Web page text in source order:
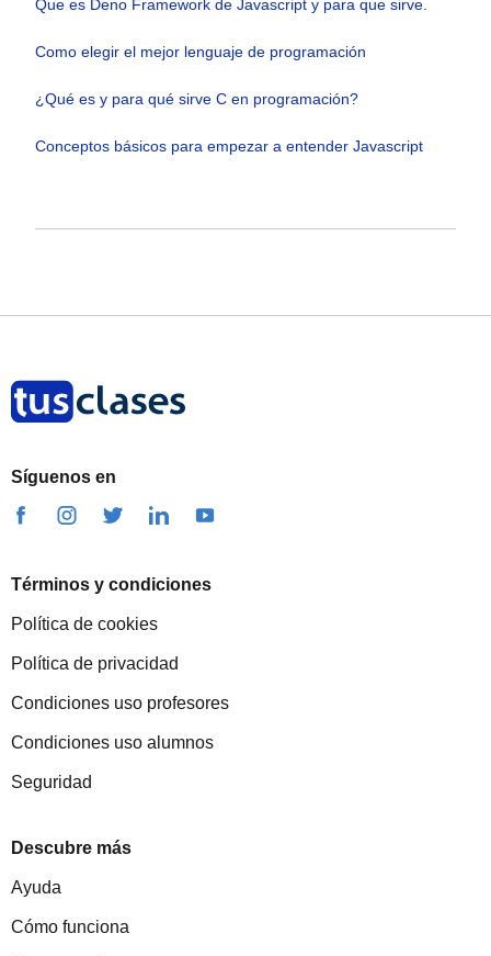
Que es Deno Framework de Javascript y para que sirve.
Como elegir el mejor lenguaje de programación
¿Qué es y para qué sirve C en programación?
Conceptos básicos para empezar a entender Javascript
Síguenos en
Términos y condiciones
Política de cookies
Política de privacidad
Condiciones uso profesores
Condiciones uso alumnos
Seguridad
Descubre más
Ayuda
Cómo funciona